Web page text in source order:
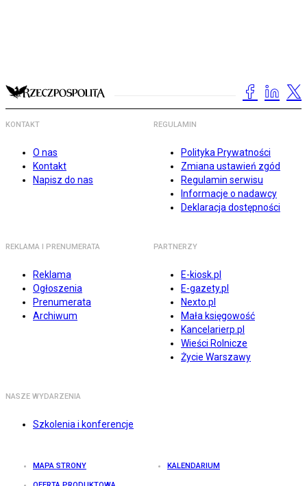
KONTAKT
O nas
Kontakt
Napisz do nas
REGULAMIN
Polityka Prywatności
Zmiana ustawień zgód
Regulamin serwisu
Informacje o nadawcy
Deklaracja dostępności
REKLAMA I PRENUMERATA
Reklama
Ogłoszenia
Prenumerata
Archiwum
PARTNERZY
E-kiosk.pl
E-gazety.pl
Nexto.pl
Mała księgowość
Kancelarierp.pl
Wieści Rolnicze
Życie Warszawy
NASZE WYDARZENIA
Szkolenia i konferencje
MAPA STRONY KALENDARIUM